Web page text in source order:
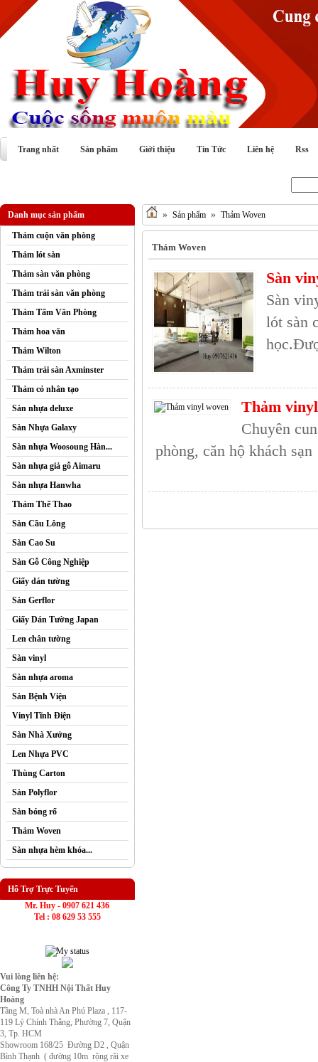
Trang nhất Sản phẩm Giới thiệu Tin Tức Liên hệ Rss
Danh mục sản phẩm
Thảm cuộn văn phòng
Thảm lót sàn
Thảm sàn văn phòng
Thảm trải sàn văn phòng
Thảm Tấm Văn Phòng
Thảm hoa văn
Thảm Wilton
Thảm trải sàn Axminster
Thảm cỏ nhân tạo
Sàn nhựa deluxe
Sàn Nhựa Galaxy
Sàn nhựa Woosoung Hàn...
Sàn nhựa giả gỗ Aimaru
Sàn nhựa Hanwha
Thảm Thể Thao
Sàn Cầu Lông
Sàn Cao Su
Sàn Gỗ Công Nghiệp
Giấy dán tường
Sàn Gerflor
Giấy Dán Tường Japan
Len chân tường
Sàn vinyl
Sàn nhựa aroma
Sàn Bệnh Viện
Vinyl Tĩnh Điện
Sàn Nhà Xưởng
Len Nhựa PVC
Thùng Carton
Sàn Polyflor
Sàn bóng rổ
Thảm Woven
Sàn nhựa hèm khóa...
Hỗ Trợ Trực Tuyến
Mr. Huy - 0907 621 436
Tel : 08 629 53 555
Vui lòng liên hệ:
Công Ty TNHH Nội Thất Huy
Hoàng
Tầng M, Toà nhà An Phú Plaza , 117-
119 Lý Chính Thắng, Phường 7, Quận
3, Tp. HCM
Showroom 168/25 Đường D2 , Quận
Bình Thạnh ( đường 10m rộng rãi xe
» Sản phẩm » Thảm Woven
Thảm Woven
Sàn
Sàn
lót sàn
Thảm
Chuyên
phòng, căn hộ khách sạn